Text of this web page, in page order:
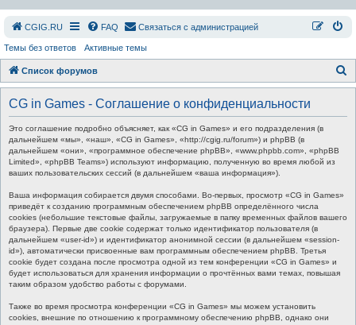
СGIG.RU FAQ Связаться с администрацией
Темы без ответов Активные темы
Список форумов
о
CG in Games - Соглашение о конфиденциальности
Это соглашение подробно объясняет, как «CG in Games» и его подразделения (в
дальнейшем «мы», «наш», «CG in Games», «http://cgig.ru/forum») и phpBB (в
дальнейшем «они», «программное обеспечение phpBB», «www.phpbb.com», «phpBB
Limited», «phpBB Teams») используют информацию, полученную во время любой из
ваших пользовательских сессий (в дальнейшем «ваша информация»).
Ваша информация собирается двумя способами. Во-первых, просмотр «CG in Games»
приведёт к созданию программным обеспечением phpBB определённого числа
cookies (небольшие текстовые файлы, загружаемые в папку временных файлов вашего
браузера). Первые две cookie содержат только идентификатор пользователя (в
дальнейшем «user-id») и идентификатор анонимной сессии (в дальнейшем «session-
id»), автоматически присвоенные вам программным обеспечением phpBB. Третья
cookie будет создана после просмотра одной из тем конференции «CG in Games» и
будет использоваться для хранения информации о прочтённых вами темах, повышая
таким образом удобство работы с форумами.
Также во время просмотра конференции «CG in Games» мы можем установить
cookies, внешние по отношению к программному обеспечению phpBB, однако они